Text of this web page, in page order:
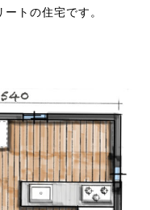
トの住宅です。